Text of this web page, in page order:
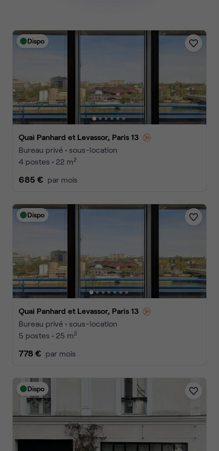
Dispo
Quai Panhard et Levassor, Paris 13
Bureau privé • sous-location
4 postes • 22 m2
685 € par mois
Dispo
Quai Panhard et Levassor, Paris 13
Bureau privé • sous-location
5 postes • 25 m2
778 € par mois
Dispo